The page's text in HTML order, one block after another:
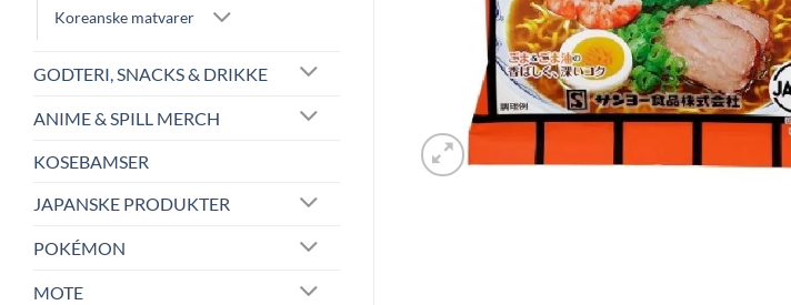
Koreanske matvarer
GODTERI, SNACKS & DRIKKE
ANIME & SPILL MERCH
KOSEBAMSER
JAPANSKE PRODUKTER
POKÉMON
MOTE